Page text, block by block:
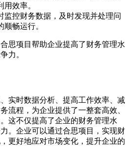
效率。
监控财务数据，及时发现并处理问
畅运行。
思项目帮助企业提高了财务管理水
力。
实时数据分析、提高工作效率、减
流程，为企业提供了一整套高效、
这不仅提高了企业的财务管理水
。企业可以通过合思项目，实现财
更好地应对市场变化，提升企业的